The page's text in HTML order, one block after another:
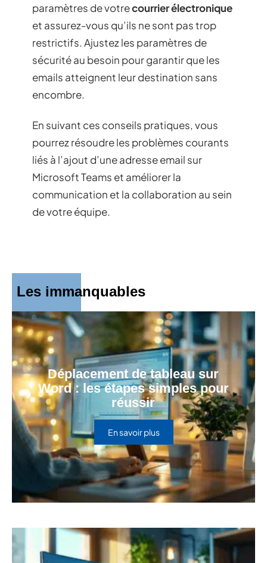
paramètres de votrecourrier électronique
et assurez-vous qu’ils ne sont pas trop
restrictifs. Ajustez les paramètres de
sécurité au besoin pour garantir que les
emails atteignent leur destination sans
encombre.
En suivant ces conseils pratiques, vous
pourrez résoudre les problèmes courants
liés à l’ajout d’une adresse email sur
Microsoft Teams et améliorer la
communication et la collaboration au sein
de votre équipe.
Les immanquables
Déplacement de tableau sur
Word : les étapes simples pour
réussir
En savoir plus